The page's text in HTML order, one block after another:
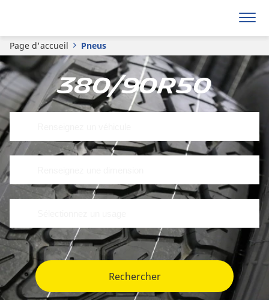
Page d'accueil Pneus
380/90R50
Rechercher